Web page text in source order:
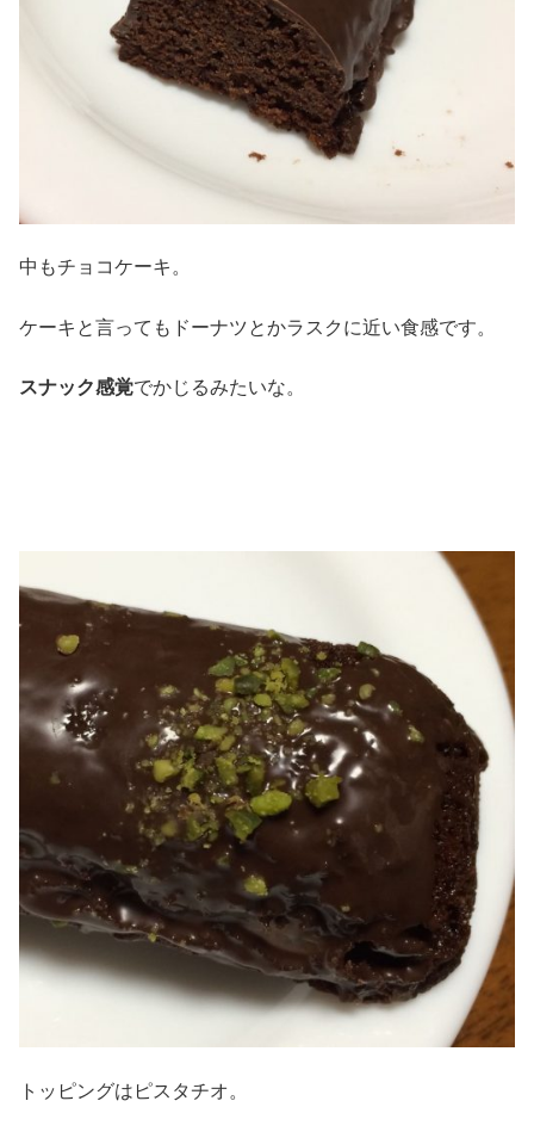
中もチョコケーキ。
ケーキと言ってもドーナツとかラスクに近い食感です。
スナック感覚でかじるみたいな。
トッピングはピスタチオ。